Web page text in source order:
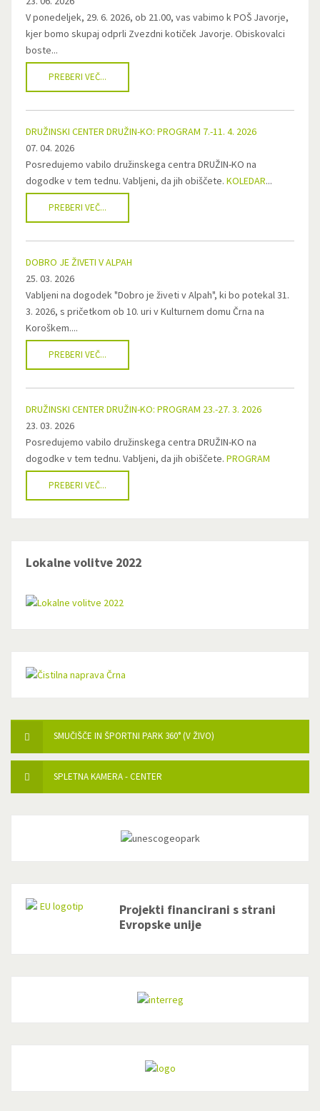
V ponedeljek, 29. 6. 2026, ob 21.00, vas vabimo k POŠ Javorje,
kjer bomo skupaj odprli Zvezdni kotiček Javorje. Obiskovalci
boste...
PREBERI VEČ...
DRUŽINSKI CENTER DRUŽIN-KO: PROGRAM 7.-11. 4. 2026
07. 04. 2026
Posredujemo vabilo družinskega centra DRUŽIN-KO na
dogodke v tem tednu. Vabljeni, da jih obiščete. KOLEDAR...
PREBERI VEČ...
DOBRO JE ŽIVETI V ALPAH
25. 03. 2026
Vabljeni na dogodek "Dobro je živeti v Alpah", ki bo potekal 31.
3. 2026, s pričetkom ob 10. uri v Kulturnem domu Črna na
Koroškem....
PREBERI VEČ...
DRUŽINSKI CENTER DRUŽIN-KO: PROGRAM 23.-27. 3. 2026
23. 03. 2026
Posredujemo vabilo družinskega centra DRUŽIN-KO na
dogodke v tem tednu. Vabljeni, da jih obiščete. PROGRAM
PREBERI VEČ...
Lokalne volitve 2022
SMUČIŠČE IN ŠPORTNI PARK 360° (V ŽIVO)
SPLETNA KAMERA - CENTER
Projekti financirani s strani
Evropske unije